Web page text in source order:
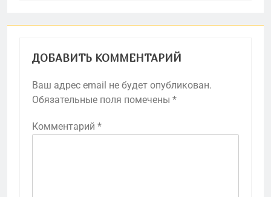
ДОБАВИТЬ КОММЕНТАРИЙ
Ваш адрес email не будет опубликован.
Обязательные поля помечены *
Комментарий *